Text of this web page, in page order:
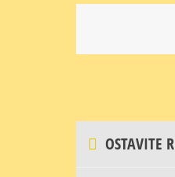
OSTAVITE